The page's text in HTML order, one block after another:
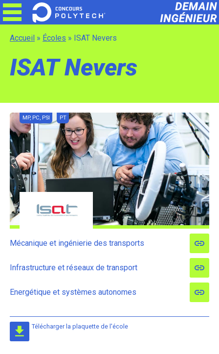
Skip
to
Accueil » Écoles » ISAT Nevers
ISAT Nevers
MP, PC, PSI PT
Mécanique et ingénierie des transports
Infrastructure et réseaux de transport
Energétique et systèmes autonomes
Télécharger la plaquette de l'école